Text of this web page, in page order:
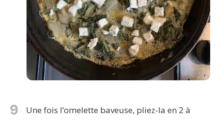
9
Une fois l’omelette baveuse, pliez-la en 2 à